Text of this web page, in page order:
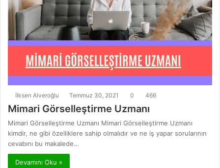
İlksen Alveroğlu Temmuz 30, 2021 0 466
Mimari Görselleştirme Uzmanı
Mimari Görselleştirme Uzmanı Mimari Görselleştirme Uzmanı
kimdir, ne gibi özelliklere sahip olmalıdır ve ne iş yapar sorularının
cevabını bu makalede…
Devamını Oku »